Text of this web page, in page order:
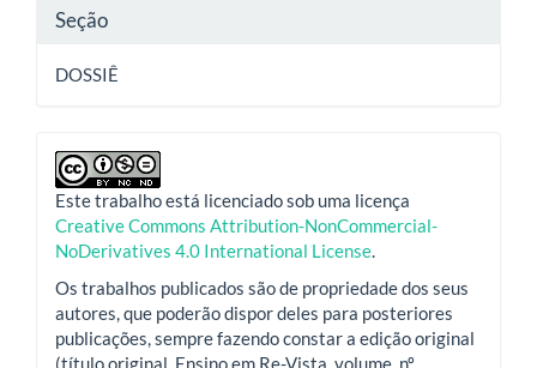
Seção
DOSSIÊ
Este trabalho está licenciado sob uma licença
Creative Commons Attribution-NonCommercial-
NoDerivatives 4.0 International License.
Os trabalhos publicados são de propriedade dos seus
autores, que poderão dispor deles para posteriores
publicações, sempre fazendo constar a edição original
(título original, Ensino em Re-Vista, volume, nº,